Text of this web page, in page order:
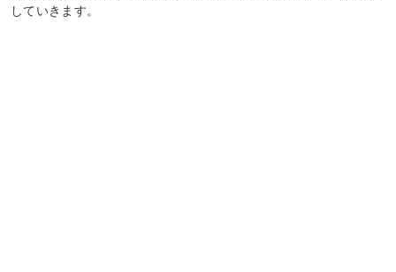
していきます。